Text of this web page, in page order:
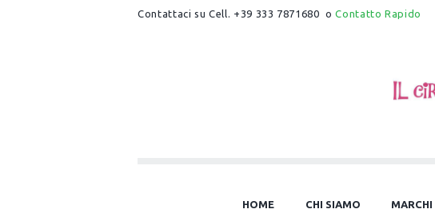
Contattaci su Cell. +39 333 7871680 oContatto Rapido
HOME CHI SIAMO MARCHI